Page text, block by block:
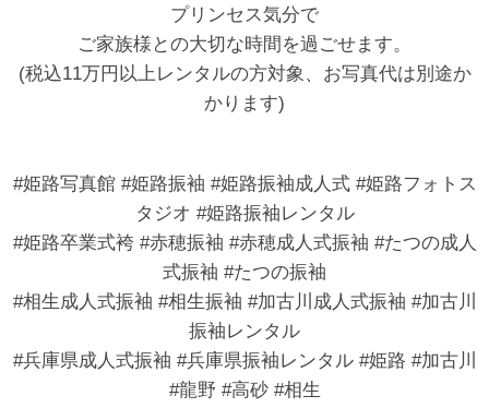
プリンセス気分で
ご家族様との大切な時間を過ごせます。
(税込11万円以上レンタルの方対象、お写真代は別途か
かります)
#姫路写真館 #姫路振袖 #姫路振袖成人式 #姫路フォトス
タジオ #姫路振袖レンタル
#姫路卒業式袴 #赤穂振袖 #赤穂成人式振袖 #たつの成人
式振袖 #たつの振袖
#相生成人式振袖 #相生振袖 #加古川成人式振袖 #加古川
振袖レンタル
#兵庫県成人式振袖 #兵庫県振袖レンタル #姫路 #加古川
#龍野 #高砂 #相生